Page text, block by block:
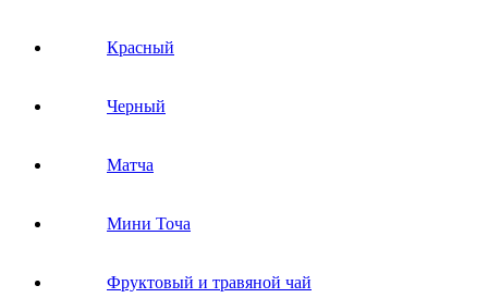
Красный
Черный
Матча
Мини Точа
Фруктовый и травяной чай